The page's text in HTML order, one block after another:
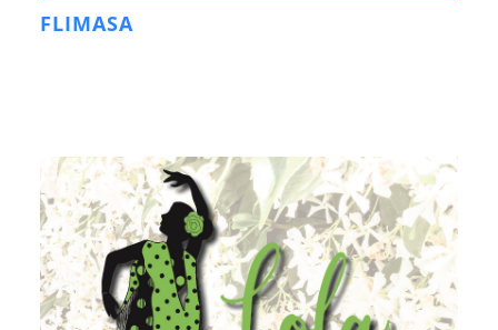
FLIMASA